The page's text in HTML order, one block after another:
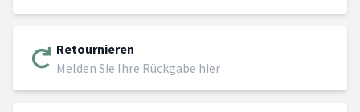
Retournieren
Melden Sie Ihre Rückgabe hier